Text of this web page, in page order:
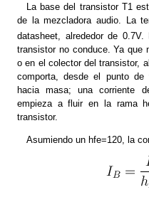
La base del transistor T1
de la mezcladora audio. La
datasheet, alrededor de
transistor no conduce. Ya que
o en el colector del transistor,
comporta, desde el punto
hacia masa; una corriente
empieza a fluir en la rama
transistor.
Asumiendo un hfe=120, la